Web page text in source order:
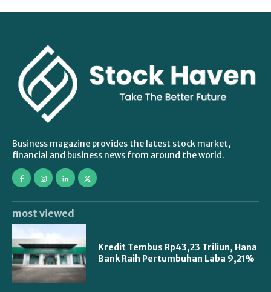
Business magazine provides the latest stock market,
financial and business news from around the world.
most viewed
Kredit Tembus Rp43,23 Triliun, Hana
Bank Raih Pertumbuhan Laba 9,21%